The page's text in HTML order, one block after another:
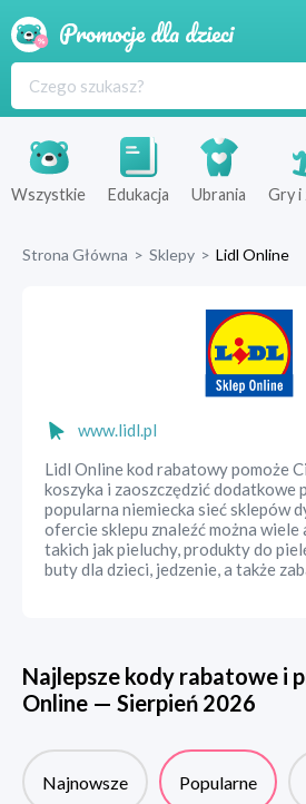
Produkty
Sklepy
Wszystkie Edukacja Ubrania Gry i
Strona Główna > Sklepy > Lidl Online
www.lidl.pl
Lidl Online kod rabatowy pomoże
koszyka i zaoszczędzić dodatkowe
popularna niemiecka sieć sklepów
ofercie sklepu znaleźć można wiele
takich jak pieluchy, produkty do
buty dla dzieci, jedzenie, a także
Najlepsze kody rabatowe i
Online — Sierpień 2026
Najnowsze Popularne